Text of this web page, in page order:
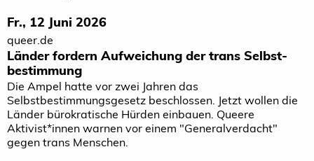
Fr., 12 Juni 2026
queer.de
Länder fordern Aufweichung der trans Selbst­
bestimmung
Die Ampel hatte vor zwei Jahren das
Selbstbestimmungsgesetz beschlossen. Jetzt wollen die
Länder bürokratische Hürden einbauen. Queere
Aktivist*innen warnen vor einem "Generalverdacht"
gegen trans Menschen.